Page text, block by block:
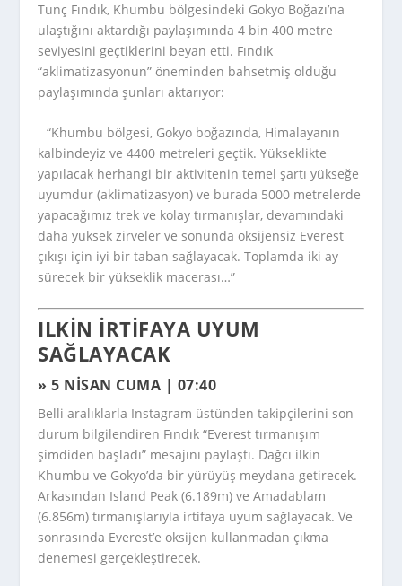
Tunç Fındık, Khumbu bölgesindeki Gokyo Boğazı’na
ulaştığını aktardığı paylaşımında 4 bin 400 metre
seviyesini geçtiklerini beyan etti. Fındık
“aklimatizasyonun” öneminden bahsetmiş olduğu
paylaşımında şunları aktarıyor:
“Khumbu bölgesi, Gokyo boğazında, Himalayanın
kalbindeyiz ve 4400 metreleri geçtik. Yükseklikte
yapılacak herhangi bir aktivitenin temel şartı yükseğe
uyumdur (aklimatizasyon) ve burada 5000 metrelerde
yapacağımız trek ve kolay tırmanışlar, devamındaki
daha yüksek zirveler ve sonunda oksijensiz Everest
çıkışı için iyi bir taban sağlayacak. Toplamda iki ay
sürecek bir yükseklik macerası…”
ILKIN IRTIFAYA UYUM
SAĞLAYACAK
» 5 NISAN CUMA | 07:40
Belli aralıklarla Instagram üstünden takipçilerini son
durum bilgilendiren Fındık “Everest tırmanışım
şimdiden başladı” mesajını paylaştı. Dağcı ilkin
Khumbu ve Gokyo’da bir yürüyüş meydana getirecek.
Arkasından Island Peak (6.189m) ve Amadablam
(6.856m) tırmanışlarıyla irtifaya uyum sağlayacak. Ve
sonrasında Everest’e oksijen kullanmadan çıkma
denemesi gerçekleştirecek.